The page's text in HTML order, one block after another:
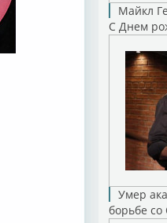
Майкл
С Днем
Умер
борьбе